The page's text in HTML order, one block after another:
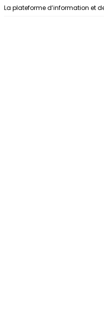
Aller au contenu
La plateforme d’information et